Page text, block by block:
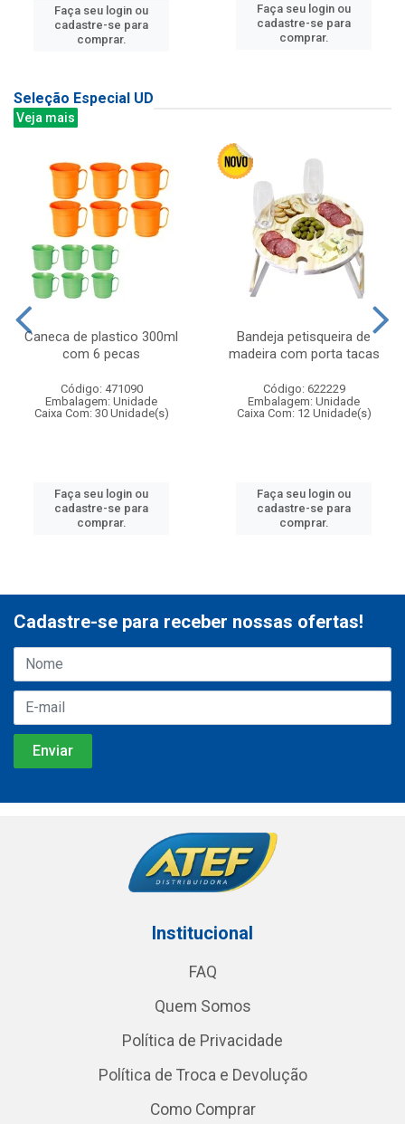
Faça seu login ou
cadastre-se para
comprar.
Faça seu login ou
cadastre-se para
comprar.
Seleção Especial UD
Veja mais
Caneca de plastico 300ml
com 6 pecas
Código: 471090
Embalagem: Unidade
Caixa Com: 30 Unidade(s)
Faça seu login ou
cadastre-se para
comprar.
Bandeja petisqueira de
madeira com porta tacas
Código: 622229
Embalagem: Unidade
Caixa Com: 12 Unidade(s)
Faça seu login ou
cadastre-se para
comprar.
Cadastre-se para receber nossas ofertas!
Institucional
FAQ
Quem Somos
Política de Privacidade
Política de Troca e Devolução
Como Comprar